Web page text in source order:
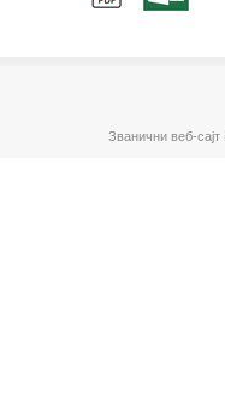
Званични веб-сајт